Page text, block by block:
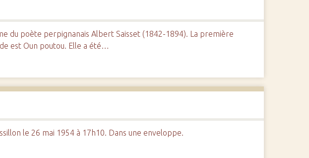
du poète perpignanais Albert Saisset (1842-1894). La première
est Oun poutou. Elle a été…
le 26 mai 1954 à 17h10. Dans une enveloppe.